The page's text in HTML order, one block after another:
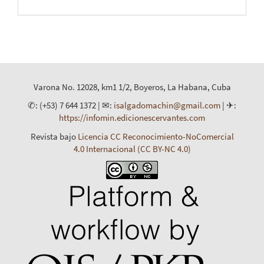
Varona No. 12028, km1 1/2, Boyeros, La Habana, Cuba
✆: (+53) 7 644 1372 | ✉: isalgadomachin@gmail.com | ✈:
https://infomin.edicionescervantes.com
Revista bajo Licencia CC Reconocimiento-NoComercial
4.0 Internacional (CC BY-NC 4.0)